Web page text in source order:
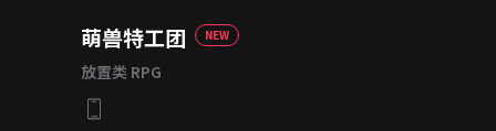
萌兽特工团 NEW
放置类 RPG